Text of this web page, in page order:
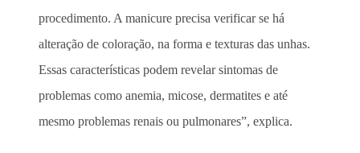
procedimento. A manicure precisa verificar se há
alteração de coloração, na forma e texturas das unhas.
Essas características podem revelar sintomas de
problemas como anemia, micose, dermatites e até
mesmo problemas renais ou pulmonares”, explica.